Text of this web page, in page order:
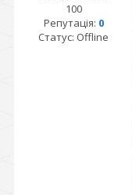
100
Репутація: 0
Статус: Offline